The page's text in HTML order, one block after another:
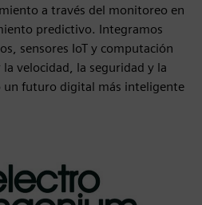
a través del monitoreo en
predictivo. Integramos
sensores IoT y computación
velocidad, la seguridad y la
un futuro digital más inteligente